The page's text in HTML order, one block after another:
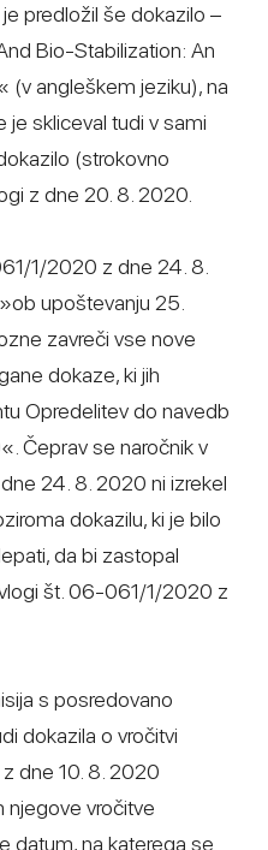
predložil še dokazilo –
Bio-Stabilization: An
(v angleškem jeziku), na
skliceval tudi v sami
(strokovno
z dne 20. 8. 2020.
1/2020 z dne 24. 8.
upoštevanju 25.
zavreči vse nove
dokaze, ki jih
Opredelitev do navedb
Čeprav se naročnik v
24. 8. 2020 ni izrekel
dokazilu, ki je bilo
da bi zastopal
št. 06-061/1/2020 z
s posredovano
dokazila o vročitvi
dne 10. 8. 2020
njegove vročitve
datum, na katerega se